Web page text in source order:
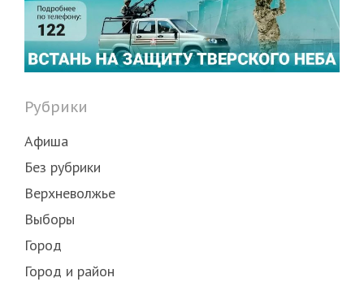
Рубрики
Афиша
Без рубрики
Верхневолжье
Выборы
Город
Город и район